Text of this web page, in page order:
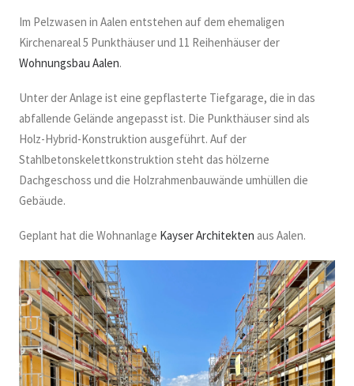
Im Pelzwasen in Aalen entstehen auf dem ehemaligen
Kirchenareal 5 Punkthäuser und 11 Reihenhäuser der
Wohnungsbau Aalen.
Unter der Anlage ist eine gepflasterte Tiefgarage, die in das
abfallende Gelände angepasst ist. Die Punkthäuser sind als
Holz-Hybrid-Konstruktion ausgeführt. Auf der
Stahlbetonskelettkonstruktion steht das hölzerne
Dachgeschoss und die Holzrahmenbauwände umhüllen die
Gebäude.
Geplant hat die Wohnanlage Kayser Architekten aus Aalen.